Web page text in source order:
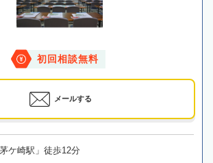
初回相談無料
メールする
ケ崎駅」徒歩12分